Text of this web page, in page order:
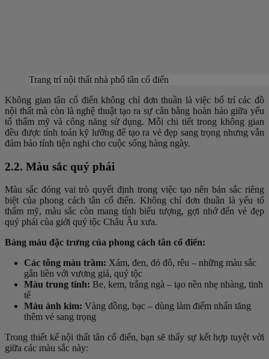
Trang trí nội thất nhà phố tân cổ điển
Không gian tân cổ điển không chỉ đơn thuần là việc bố trí các đồ
nội thất mà còn là nghệ thuật tạo ra sự cân bằng hoàn hảo giữa yếu
tố thẩm mỹ và công năng sử dụng. Mỗi chi tiết trong không gian
đều được tính toán kỹ lưỡng để tạo ra vẻ đẹp sang trọng nhưng vẫn
đảm bảo tính tiện nghi cho cuộc sống hàng ngày.
2.2. Màu sắc quý phái
Màu sắc đóng vai trò quyết định trong việc tạo nên bản sắc riêng
biệt của phong cách tân cổ điển. Không chỉ đơn thuần là yếu tố
thẩm mỹ, màu sắc còn mang tính biểu tượng, gợi nhớ đến vẻ đẹp
quý phái của giới quý tộc Châu Âu xưa.
Bảng màu đặc trưng của phong cách tân cổ điển:
Các tông màu trầm: Xám, đen, đỏ đô, rêu – những màu sắc
gắn liền với vương giả, quý tộc
Màu trung tính: Be, kem, trắng ngà – tạo nền nhẹ nhàng, tinh
tế
Màu ánh kim: Vàng đồng, bạc – dùng làm điểm nhấn tăng
thêm vẻ sang trọng
Trong thiết kế nội thất tân cổ điển, bạn sẽ thấy sự kết hợp tuyệt vời
giữa các màu sắc này: